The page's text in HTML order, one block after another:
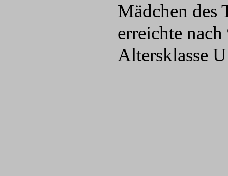
Mädchen des
erreichte
Altersklasse